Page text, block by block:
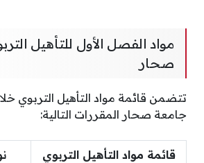
مواد الفصل الأول للتأهيل
صحار
تتضمن قائمة مواد التأهيل التربوي
جامعة صحار المقررات التالية:
قائمة مواد التأهيل التربوي